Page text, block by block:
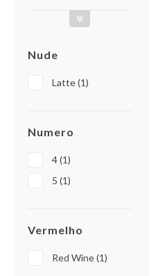
Nude
Latte (1)
Numero
4 (1)
5 (1)
Vermelho
Red Wine (1)